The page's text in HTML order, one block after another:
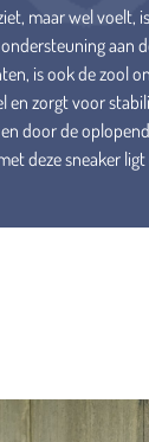
maar wel voelt,
aan
is ook de zool
en zorgt voor
door de
deze sneaker